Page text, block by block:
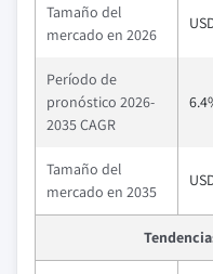
Tamaño del
mercado en 2026
Período de
pronóstico 2026-
2035 CAGR
Tamaño del
mercado en 2035